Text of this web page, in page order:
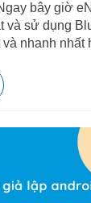
bây giờ
và sử dụng
nhanh nhất